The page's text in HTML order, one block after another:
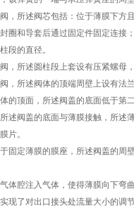
，所述阀芯包括：位于薄膜下方
圈和导套后通过固定件固定连接；
段的直径。
，所述圆柱段上套设有压紧螺母
，所述阀体的顶端周壁上设有法
的顶面，所述阀盖的底面低于第
述阀盖的底面与薄膜接触，所
片。
固定薄膜的膜座，所述阀盖的周
体腔注入气体，使得薄膜向下弯
现了对出口接头处流量大小的